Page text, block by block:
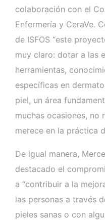
colaboración con el
Enfermería y CeraVe.
de ISFOS “este
muy claro: dotar a las
herramientas,
específicas en
piel, un área
muchas ocasiones, no
merece en la práctica
De igual manera,
destacado el
a “contribuir a la
las personas a través
pieles sanas o con